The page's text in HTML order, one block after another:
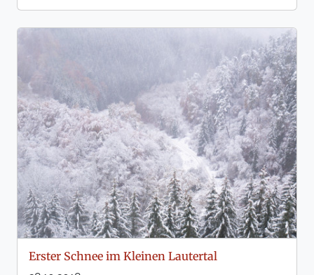
Erster Schnee im Kleinen Lautertal